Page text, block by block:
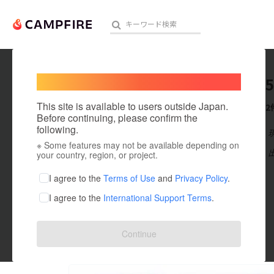
人気のプロジェクト 注目の
アート・写真
テクノロジー・ガジェット
映像・映画
ビジネス・起業
まちづくり・地域活性化
This site is available to users outside Japan.
Before continuing, please confirm the
following.
※ Some features may not be available depending on
your country, region, or project.
I agree to the Terms of Use and Privacy Policy.
I agree to the International Support Terms.
Continue
これまでに2
出身国：日本